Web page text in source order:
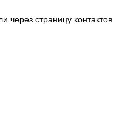
страницу контактов.